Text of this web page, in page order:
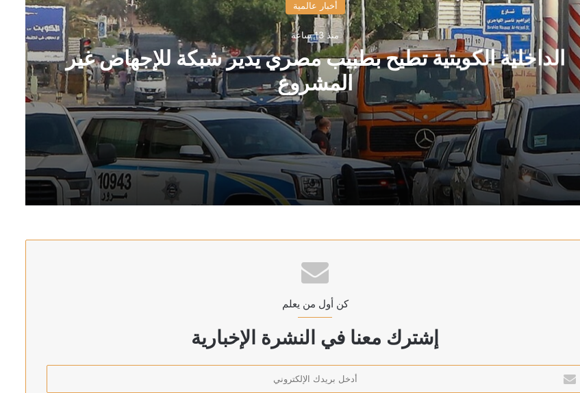
أخبار عالمية
منذ 13 ساعة
الداخلية الكويتية تطيح بطبيب مصري يدير شبكة للإجهاض غير
المشروع
الداخلية الكويتية تطيح بطبيب مصري يدير شبكة للإجهاض غير المشروع
كن أول من يعلم
إشترك معنا في النشرة الإخبارية
بريدك